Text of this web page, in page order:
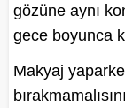
gözüne aynı
gece boyunca
Makyaj